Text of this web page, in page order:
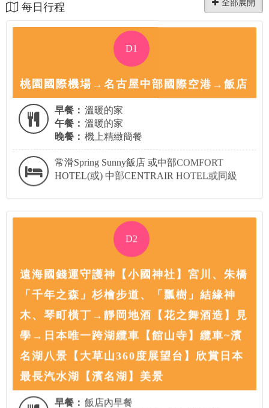
每日行程
D1
桃園國際機場→名古屋中部國際空港→飯店
早餐： 溫暖的家
午餐： 溫暖的家
晚餐： 機上精緻簡餐
常滑Spring Sunny飯店 或中部COMFORT
HOTEL(或) 中部CENTRAIR HOTEL或同級
D2
遠海國錢運守護神【小國神社】宮川、朱橋
「千年之森」杉檜步道、「瓢樹」結緣神
木、琴町橫丁→靜岡地酒【花之舞酒造】見
學→日本唯一跨湖纜車【館山寺】纜車~濱
名湖八景【大草山360度展望台】欣賞日本
最長汽水湖【濱名湖】美景
早餐： 飯店內早餐